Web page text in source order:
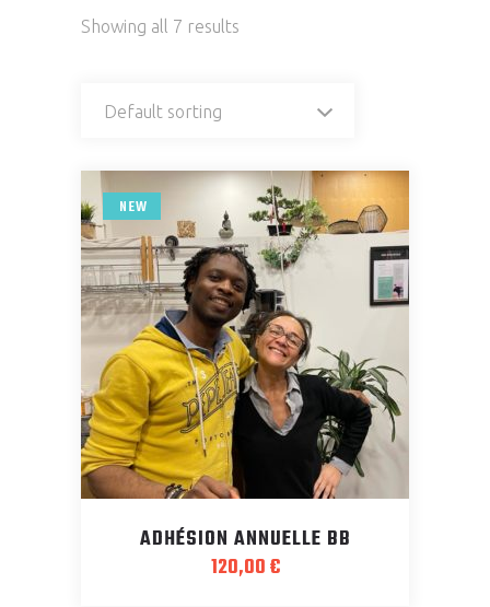
Showing all 7 results
Default sorting
NEW
ADHÉSION ANNUELLE BB
120,00€